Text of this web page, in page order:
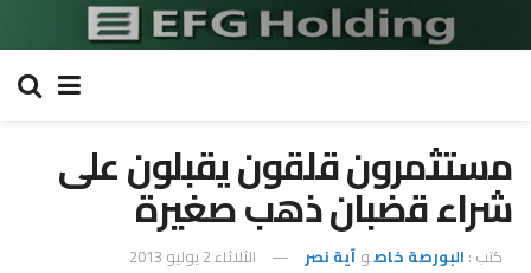
مستثمرون قلقون يقبلون على
شراء قضبان ذهب صغيرة
كتب : البورصة خاصو آية نصر الثلاثاء 2 يوليو 2013